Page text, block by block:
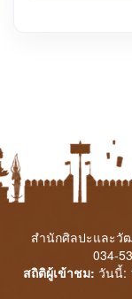
สำนักศิลปะและวั
034-
สถิติผู้เข้าชม: วันนี้: